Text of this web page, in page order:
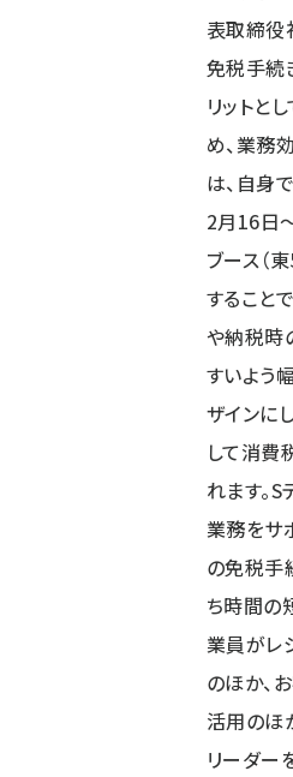
表取締役
免税手続
リットと
め、業務
は、自身
2月16日
ブース（
すること
や納税時
すいよう
ザインに
して消費
れます。
業務をサ
の免税手
ち時間の
業員がレ
のほか、
活用のほ
リーダー